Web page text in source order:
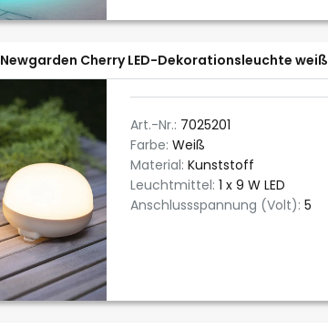
Newgarden Cherry LED-Dekorationsleuchte weiß
Art.-Nr.: 7025201
Farbe: Weiß
Material: Kunststoff
Leuchtmittel: 1 x 9 W LED
Anschlussspannung (Volt): 5